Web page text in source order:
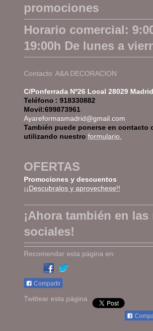
promociones
Horario comercial:
19:00h De lunes a
Contacto A&A DECORACION
C/Ponferrada Nº26 Local 28029 Madrid
Teléfono : 918330882
Movil:699873961
Ayareformasmadrid@gmail.com
También puede ponerse en contacto
utilizando nuestro formulario.
OFERTAS
Promociones y descuentos
¡¡Descubralos y aprovechese!!
¡Ahora también en las
sociales!
Recomendar esta página en:
Compartir
Twittear esta página